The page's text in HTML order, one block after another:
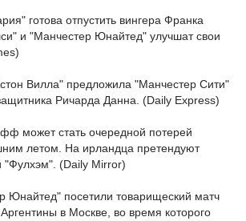
готова отпустить вингера Франка
и "Манчестер Юнайтед" улучшат свои
Вилла" предложила "Манчестер Сити"
Ричарда Данна. (Daily Express)
может стать очередной потерей
летом. На ирландца претендуют
"Фулхэм". (Daily Mirror)
Юнайтед" посетили товарищеский матч
в Москве, во время которого